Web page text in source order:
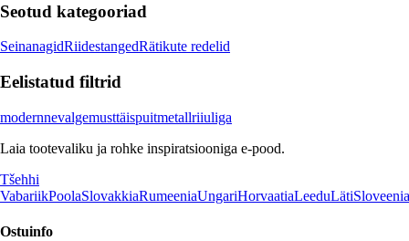
Seotud kategooriad
SeinanagidRiidestangedRätikute redelid
Eelistatud filtrid
modernnevalgemusttäispuitmetallriiuliga
Laia tootevaliku ja rohke inspiratsiooniga e-pood.
Tšehhi
VabariikPoolaSlovakkiaRumeeniaUngariHorvaatiaLeeduLätiSloveenia
Ostuinfo